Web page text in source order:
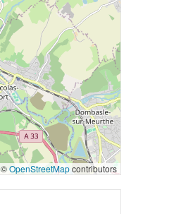
©OpenStreetMapcontributors